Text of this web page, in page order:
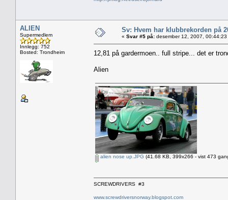
ALIEN
Supermedlem
Innlegg: 752
Bosted: Trondheim
Sv: Hvem har klubbrekorden på
« Svar #5 på: desember 12, 2007, 00:44:23
12,81 på gardermoen.. full stripe... det er
Alien
alien nose up.JPG (41.68 KB, 399x266 - vist 473
SCREWDRIVERS #3
www.screwdriversnorway.blogspot.com